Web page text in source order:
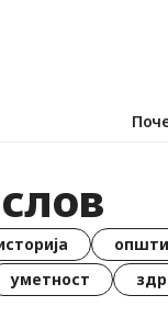
уметност